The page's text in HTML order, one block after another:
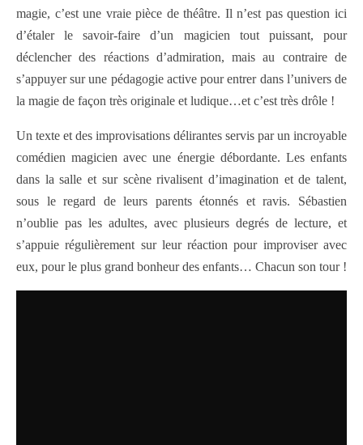
magie, c’est une vraie pièce de théâtre. Il n’est pas question ici
d’étaler le savoir-faire d’un magicien tout puissant, pour
déclencher des réactions d’admiration, mais au contraire de
s’appuyer sur une pédagogie active pour entrer dans l’univers de
la magie de façon très originale et ludique…et c’est très drôle !
Un texte et des improvisations délirantes servis par un incroyable
comédien magicien avec une énergie débordante. Les enfants
dans la salle et sur scène rivalisent d’imagination et de talent,
sous le regard de leurs parents étonnés et ravis. Sébastien
n’oublie pas les adultes, avec plusieurs degrés de lecture, et
s’appuie régulièrement sur leur réaction pour improviser avec
eux, pour le plus grand bonheur des enfants… Chacun son tour !